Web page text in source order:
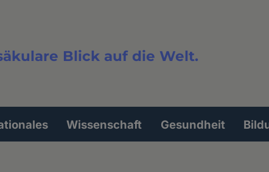
Blick auf die Welt.
Wissenschaft Gesundheit